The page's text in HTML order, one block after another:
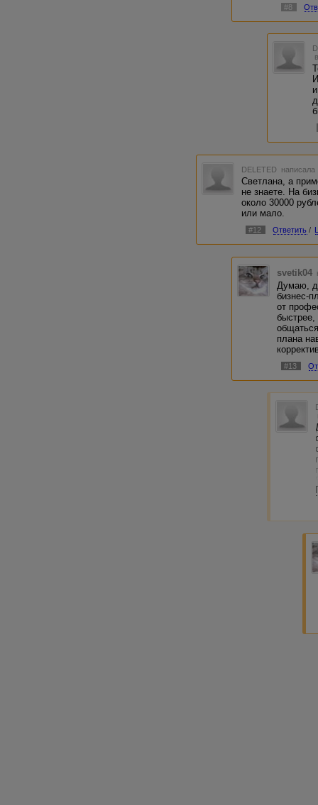
#8
DELETED
Светлана, а
не знаете. На
около 30000
или мало.
#12 Ответить /
svetik04
Думаю,
бизнес-
от
плана
#13